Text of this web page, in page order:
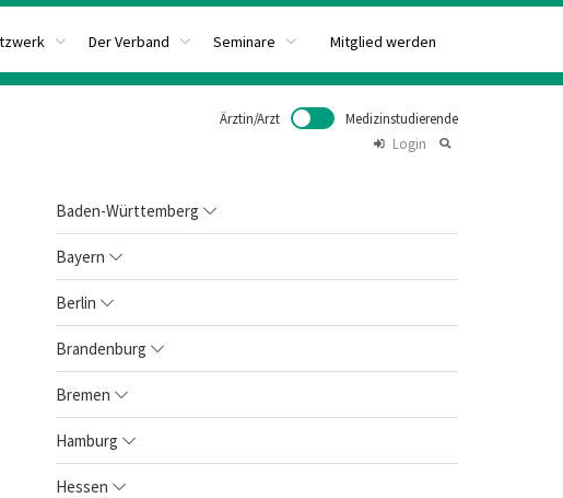
Der Verband Seminare Mitglied werden
Ärztin/Arzt
Medizinstudierende
Login
Baden-Württemberg
Bayern
Berlin
Brandenburg
Bremen
Hamburg
Hessen